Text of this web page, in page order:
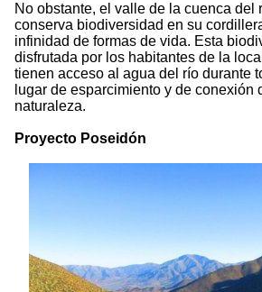
No obstante, el valle de la cuenca del
conserva biodiversidad en su
infinidad de formas de vida. Esta
disfrutada por los habitantes de la
tienen acceso al agua del río durante
lugar de esparcimiento y de conexión
naturaleza.
Proyecto Poseidón